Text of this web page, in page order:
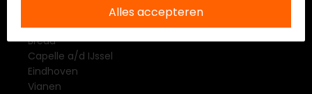
Alles accepteren
BEZOEK EEN VAN ONZE WINKELS
Apeldoorn
Breda
Capelle a/d IJssel
Eindhoven
Vianen